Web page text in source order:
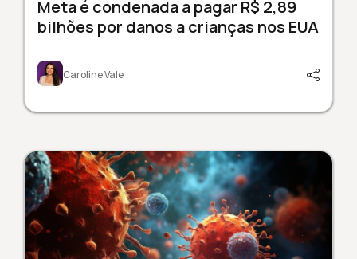
Meta é condenada a pagar R$ 2,89
bilhões por danos a crianças nos EUA
Caroline Vale